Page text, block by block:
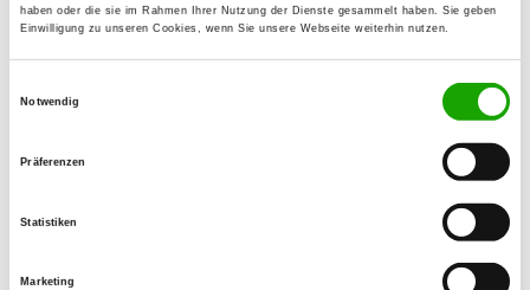
haben oder die sie im Rahmen Ihrer Nutzung der Dienste gesammelt haben. Sie geben
Einwilligung zu unseren Cookies, wenn Sie unsere Webseite weiterhin nutzen.
Notwendig
Präferenzen
Statistiken
Marketing
OG - Faulbach/Main
Details
Am Schindanger
Details
Weinstraße